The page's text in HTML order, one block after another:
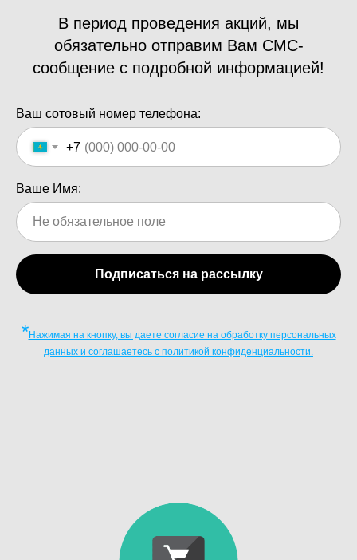
В период проведения акций, мы
обязательно отправим Вам СМС-
сообщение с подробной информацией!
Ваш сотовый номер телефона:
+7
Ваше Имя:
Подписаться на рассылку
*Нажимая на кнопку, вы даете согласие на обработку персональных
данных и соглашаетесь c политикой конфиденциальности.